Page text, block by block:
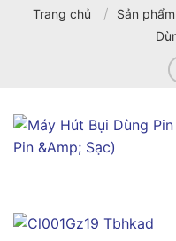
Trang chủ / Sản phẩm